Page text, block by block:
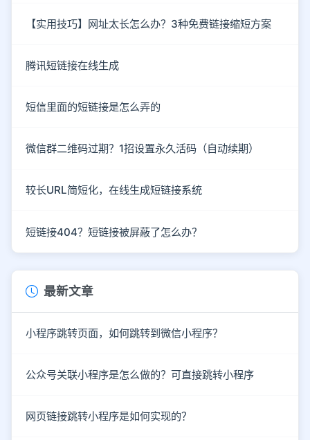
【实用技巧】网址太长怎么办？3种免费链接缩短方案
腾讯短链接在线生成
短信里面的短链接是怎么弄的
微信群二维码过期？1招设置永久活码（自动续期）
较长URL简短化，在线生成短链接系统
短链接404？短链接被屏蔽了怎么办？
最新文章
小程序跳转页面，如何跳转到微信小程序？
公众号关联小程序是怎么做的？可直接跳转小程序
网页链接跳转小程序是如何实现的？